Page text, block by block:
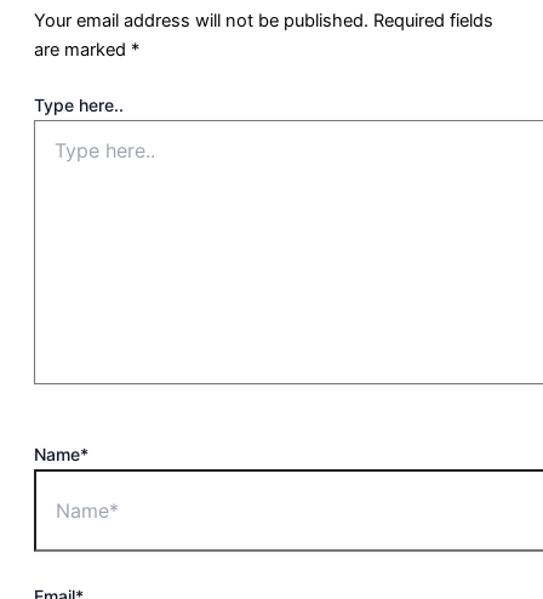
Your email address will not be published. Required fields
are marked *
Type here..
Name*